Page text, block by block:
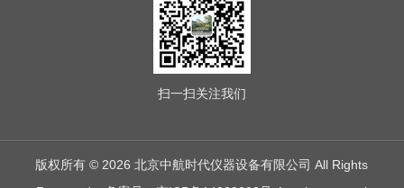
扫一扫关注我们
版权所有 © 2026 北京中航时代仪器设备有限公司 All Rights